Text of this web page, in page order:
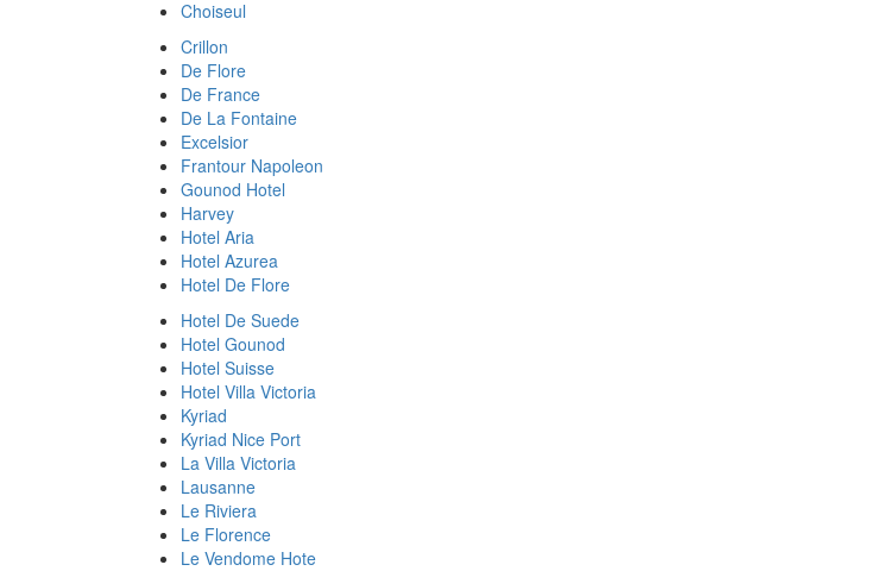
Choiseul
Crillon
De Flore
De France
De La Fontaine
Excelsior
Frantour Napoleon
Gounod Hotel
Harvey
Hotel Aria
Hotel Azurea
Hotel De Flore
Hotel De Suede
Hotel Gounod
Hotel Suisse
Hotel Villa Victoria
Kyriad
Kyriad Nice Port
La Villa Victoria
Lausanne
Le Riviera
Le Florence
Le Vendome Hote